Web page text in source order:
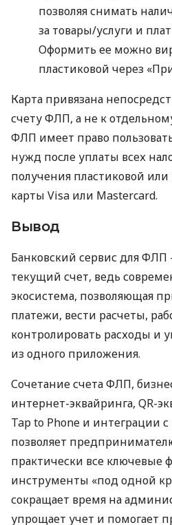
позволяя снимать
за товары/услуги и
Оформить ее можно
пластиковой через
Карта привязана
счету ФЛП, а не к
ФЛП имеет право
нужд после уплаты всех
получения пластиковой
карты Visa или Mastercard.
Вывод
Банковский сервис для ФЛП
текущий счет, ведь
экосистема, позволяющая
платежи, вести расчеты,
контролировать расходы и
из одного приложения.
Сочетание счета ФЛП,
интернет-эквайринга, QR-
Tap to Phone и интеграции
позволяет
практически все ключевые
инструменты «под одной
сокращает время на
упрощает учет и помогает